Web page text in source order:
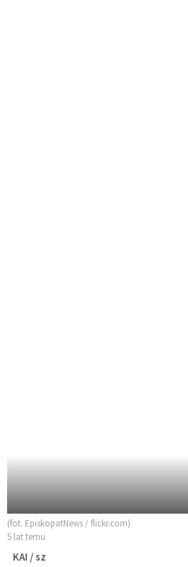
(fot. EpiskopatNews / flickr.com)
5 lat temu
KAI / sz